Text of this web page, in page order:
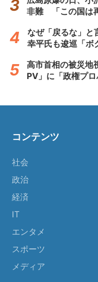
非難 「この国は
なぜ「戻るな」
幸平氏も逡巡「ボ
高市首相の被災
PV」に「政権プ
コンテンツ
社会
政治
経済
IT
エンタメ
スポーツ
メディア